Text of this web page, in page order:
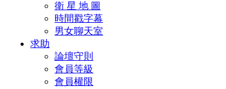
衛 星 地 圖
時間戳字幕
男女聊天室
求助
論壇守則
會員等級
會員權限